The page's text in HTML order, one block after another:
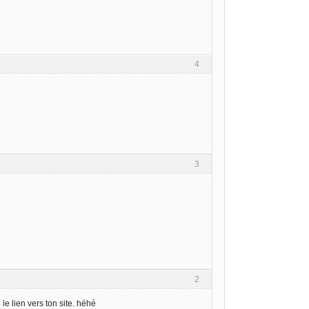
4
3
2
lien vers ton site. héhé